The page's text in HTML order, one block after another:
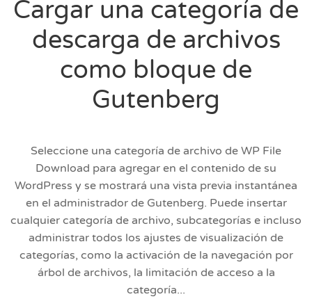
Cargar una categoría de
descarga de archivos
como bloque de
Gutenberg
Seleccione una categoría de archivo de WP File
Download para agregar en el contenido de su
WordPress y se mostrará una vista previa instantánea
en el administrador de Gutenberg. Puede insertar
cualquier categoría de archivo, subcategorías e incluso
administrar todos los ajustes de visualización de
categorías, como la activación de la navegación por
árbol de archivos, la limitación de acceso a la
categoría...